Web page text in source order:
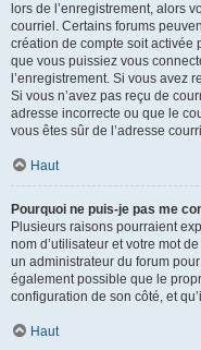
lors de l’enregistrement, alors
courriel. Certains forums
création de compte soit activée
que vous puissiez vous
l’enregistrement. Si vous avez
Si vous n’avez pas reçu de
adresse incorrecte ou que le
vous êtes sûr de l’adresse
Haut
Pourquoi ne puis-je pas me
Plusieurs raisons pourraient
nom d’utilisateur et votre mot
un administrateur du forum
également possible que le
configuration de son côté, et
Haut